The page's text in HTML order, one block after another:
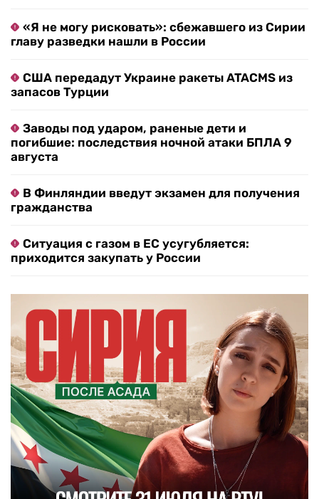
«Я не могу рисковать»: сбежавшего из Сирии
главу разведки нашли в России
США передадут Украине ракеты ATACMS из
запасов Турции
Заводы под ударом, раненые дети и
погибшие: последствия ночной атаки БПЛА 9
августа
В Финляндии введут экзамен для получения
гражданства
Ситуация с газом в ЕС усугубляется:
приходится закупать у России